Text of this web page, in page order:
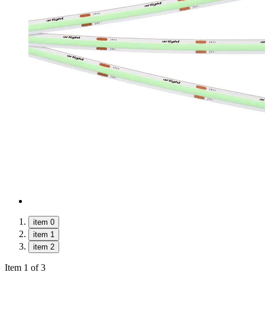
item 0
item 1
item 2
Item 1 of 3